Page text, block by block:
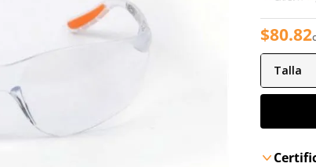
$80.82
Talla